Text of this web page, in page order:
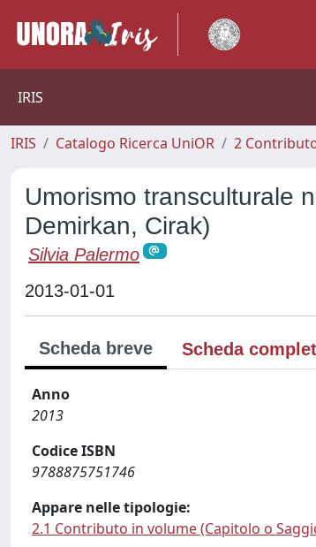
IRIS
IRIS Catalogo Ricerca UniOR 2
Umorismo transculturale
Demirkan, Cirak)
Silvia Palermo
2013-01-01
Scheda breve Scheda
Anno
2013
Codice ISBN
9788875751746
Appare nelle tipologie:
2.1 Contributo in volume (Capitolo o